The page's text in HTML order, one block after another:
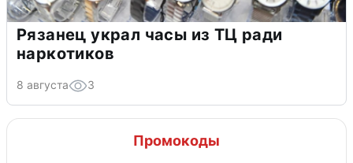
Рязанец украл часы из ТЦ ради
наркотиков
8 августа 3
Промокоды